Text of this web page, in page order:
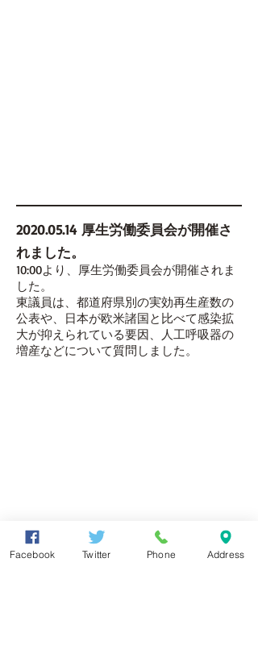
2020.05.14厚生労働委員会が開催さ
れました。
10:00より、厚生労働委員会が開催されま
した。
東議員は、都道府県別の実効再生産数の
公表や、日本が欧米諸国と比べて感染拡
大が抑えられている要因、人工呼吸器の
増産などについて質問しました。
Facebook Twitter Phone Address